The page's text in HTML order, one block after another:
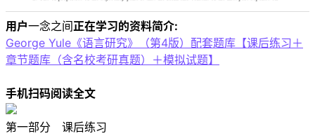
用户一念之间正在学习的资料简介:
George Yule《语言研究》（第4版）配套题库【课后练习＋
章节题库（含名校考研真题）＋模拟试题】
手机扫码阅读全文
第一部分 课后练习